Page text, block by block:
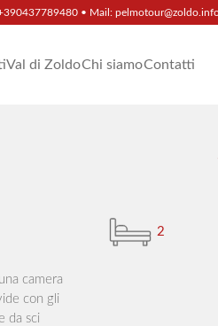
• Mail:
Val di ZoldoChi siamoContatti
camera
con gli
da sci
2